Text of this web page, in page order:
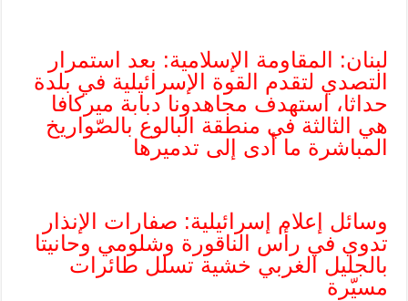
لبنان: المقاومة الإسلامية: بعد استمرار
التصدي لتقدم القوة الإسرائيلية في بلدة
حداثا، استهدف مجاهدونا دبابة ميركافا
هي الثالثة في منطقة البالوع بالصّواريخ
المباشرة ما أدى إلى تدميرها
وسائل إعلام إسرائيلية: صفارات الإنذار
تدوي في رأس الناقورة وشلومي وحانيتا
بالجليل الغربي خشية تسلل طائرات
مسيّرة